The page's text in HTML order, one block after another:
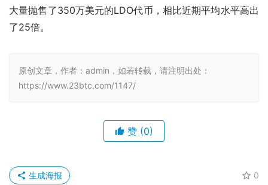
大量抛售了350万美元的LDO代币，相比近期平均水平高出
了25倍。
原创文章，作者：admin，如若转载，请注明出处：
https://www.23btc.com/1147/
赞 (0)
0
生成海报